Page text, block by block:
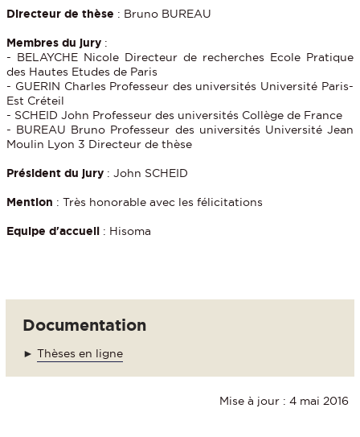
Directeur de thèse : Bruno BUREAU
Membres du jury :
- BELAYCHE Nicole Directeur de recherches Ecole Pratique
des Hautes Etudes de Paris
- GUERIN Charles Professeur des universités Université Paris-
Est Créteil
- SCHEID John Professeur des universités Collège de France
- BUREAU Bruno Professeur des universités Université Jean
Moulin Lyon 3 Directeur de thèse
Président du jury : John SCHEID
Mention : Très honorable avec les félicitations
Equipe d'accueil : Hisoma
Documentation
► Thèses en ligne
Mise à jour : 4 mai 2016